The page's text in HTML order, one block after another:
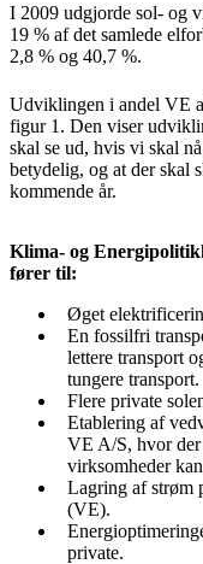
I 2009 udgjorde sol- og
19 % af det samlede
2,8 % og 40,7 %.
Udviklingen i andel VE
figur 1. Den viser
skal se ud, hvis vi skal
betydelig, og at der skal
kommende år.
Klima- og
fører til:
Øget
En fossilfri
lettere transport
tungere transport.
Flere private
Etablering af
VE A/S, hvor der
virksomheder
Lagring af strøm
(VE).
private.